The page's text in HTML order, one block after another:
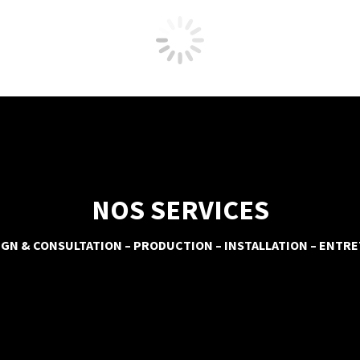
NOS SERVICES
& CONSULTATION – PRODUCTION – INSTALLATION –